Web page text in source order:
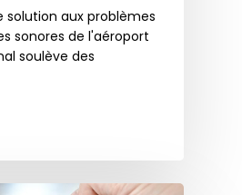
solution aux problèmes
sonores de l'aéroport
soulève des